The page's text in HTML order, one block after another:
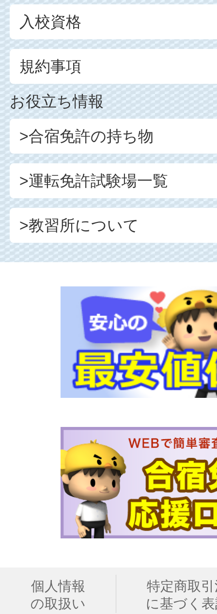
入校資格
規約事項
お役立ち情報
>合宿免許の持ち物
>運転免許試験場一覧
>教習所について
個人情報
の取扱い
特定商取
に基づく